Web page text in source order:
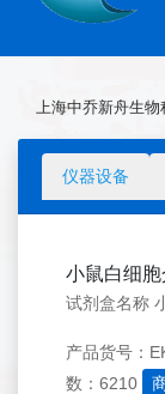
上海中乔新舟生物
仪器设备
小鼠白细
产品货号：
数：6210